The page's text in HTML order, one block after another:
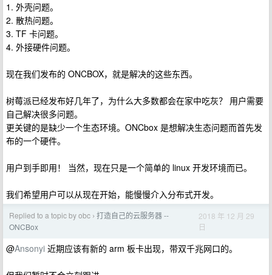
1. 外壳问题。
2. 散热问题。
3. TF 卡问题。
4. 外接硬件问题。
现在我们发布的 ONCBOX，就是解决的这些东西。
树莓派已经发布好几年了，为什么大多数都会在家中吃灰？ 用户需要
自己解决很多问题。
更关键的是缺少一个生态环境。ONCbox 是想解决生态问题而首先发
布的一个硬件。
用户到手即用！ 当然，现在只是一个简单的 linux 开发环境而已。
我们希望用户可以从现在开始，能慢慢介入分布式开发。
Replied to a topic by obc › 打造自己的云服务器 --
ONCBox
2018 年 12 月 29
日
@Ansonyi 近期应该有新的 arm 板卡出现，带双千兆网口的。